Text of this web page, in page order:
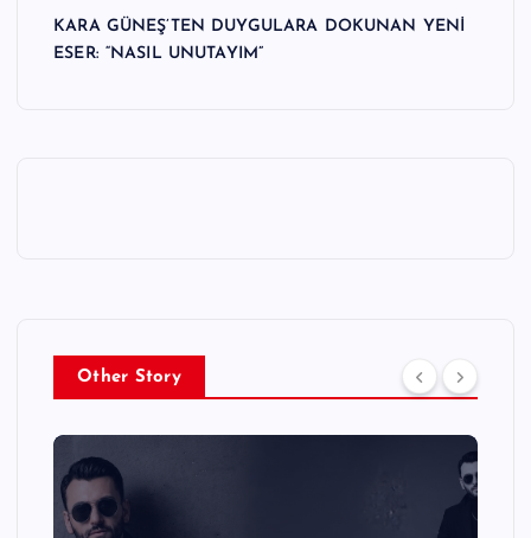
KARA GÜNEŞ’TEN DUYGULARA DOKUNAN YENİ
ESER: “NASIL UNUTAYIM”
Other Story